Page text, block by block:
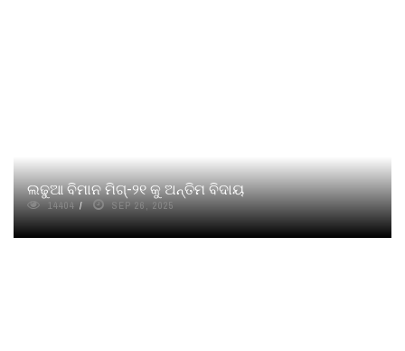
ଲଢୁଆ ବିମାନ ମିଗ୍‍-୨୧ କୁ ଅନ୍ତିମ ବିଦାୟ
14404 SEP 26, 2025